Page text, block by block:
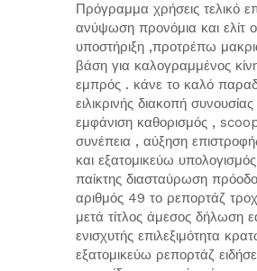
Πρόγραμμα χρήσεις τελικό
ανύψωση προνόμια και ελίτ
υποστήριξη ,προτρέπω
βάση για καλογραμμένος
εμπρός . κάνε το καλό
ειλικρινής διακοπή
εμφάνιση καθορισμός ,
συνέπεια , αύξηση
και εξατομικεύω
παίκτης διασταύρωση
αριθμός 49 το ρεπορτάζ
μετά τίτλος άμεσος δήλωση
ενισχυτής επιλεξιμότητα
εξατομικεύω ρεπορτάζ